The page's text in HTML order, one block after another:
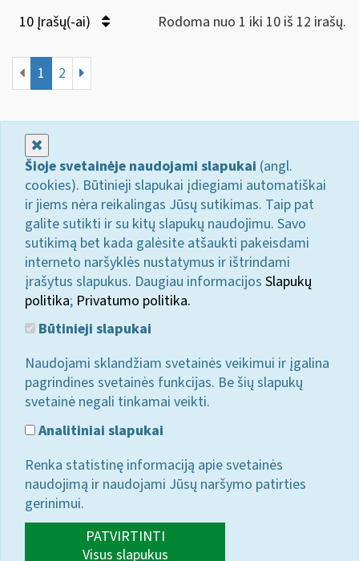
10 Įrašų(-ai) Rodoma nuo 1 iki 10 iš 12 irašų.
1 2
Šioje svetainėje naudojami slapukai (angl.
cookies). Būtinieji slapukai įdiegiami automatiškai
ir jiems nėra reikalingas Jūsų sutikimas. Taip pat
galite sutikti ir su kitų slapukų naudojimu. Savo
sutikimą bet kada galėsite atšaukti pakeisdami
interneto naršyklės nustatymus ir ištrindami
įrašytus slapukus. Daugiau informacijos Slapukų
politika; Privatumo politika.
Būtinieji slapukai
Naudojami sklandžiam svetainės veikimui ir įgalina
pagrindines svetainės funkcijas. Be šių slapukų
svetainė negali tinkamai veikti.
Analitiniai slapukai
Renka statistinę informaciją apie svetainės
naudojimą ir naudojami Jūsų naršymo patirties
gerinimui.
PATVIRTINTI
Visus slapukus